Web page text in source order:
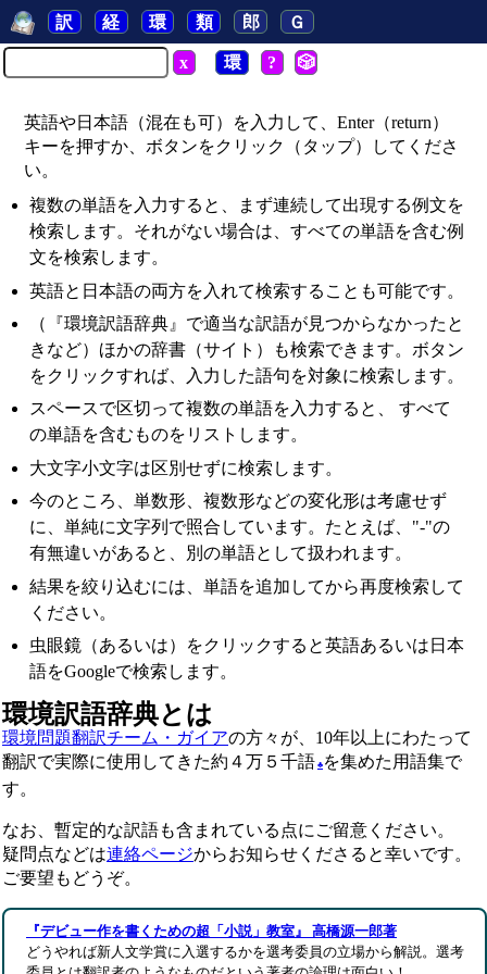
訳 経 環 類 郎 Ｇ
x 環 ? 🎲
英語や日本語（混在も可）を入力して、Enter（return）
キーを押すか、ボタンをクリック（タップ）してくださ
い。
複数の単語を入力すると、まず連続して出現する例文を
検索します。それがない場合は、すべての単語を含む例
文を検索します。
英語と日本語の両方を入れて検索することも可能です。
（『環境訳語辞典』で適当な訳語が見つからなかったと
きなど）ほかの辞書（サイト）も検索できます。ボタン
をクリックすれば、入力した語句を対象に検索します。
スペースで区切って複数の単語を入力すると、 すべて
の単語を含むものをリストします。
大文字小文字は区別せずに検索します。
今のところ、単数形、複数形などの変化形は考慮せず
に、単純に文字列で照合しています。たとえば、"-"の
有無違いがあると、別の単語として扱われます。
結果を絞り込むには、単語を追加してから再度検索して
ください。
虫眼鏡（あるいは）をクリックすると英語あるいは日本
語をGoogleで検索します。
環境訳語辞典とは
環境問題翻訳チーム・ガイアの方々が、10年以上にわたって
翻訳で実際に使用してきた約４万５千語 ♣ を集めた用語集で
す。
なお、暫定的な訳語も含まれている点にご留意ください。
疑問点などは連絡ページからお知らせくださると幸いです。
ご要望もどうぞ。
『デビュー作を書くための超「小説」教室』 高橋源一郎著
どうやれば新人文学賞に入選するかを選考委員の立場から解説。選考